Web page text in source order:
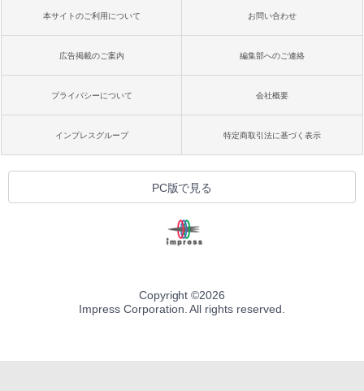
本サイトのご利用について お問い合わせ
広告掲載のご案内 編集部へのご連絡
プライバシーについて 会社概要
インプレスグループ 特定商取引法に基づく表示
PC版で見る
Copyright ©2026
Impress Corporation. All rights reserved.